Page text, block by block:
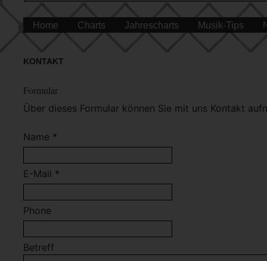
Home Charts Jahrescharts Musik-Tips
KONTAKT
Formular
Über dieses Formular können Sie mit uns Kontakt
Name *
E-Mail *
Phone
Betreff